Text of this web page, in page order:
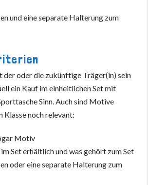
und eine separate Halterung zum
der oder die zukünftige Träger(in) sein
ein Kauf im einheitlichen Set mit
Sinn. Auch sind Motive
Klasse noch relevant:
Motiv
Set erhältlich und was gehört zum Set
oder eine separate Halterung zum